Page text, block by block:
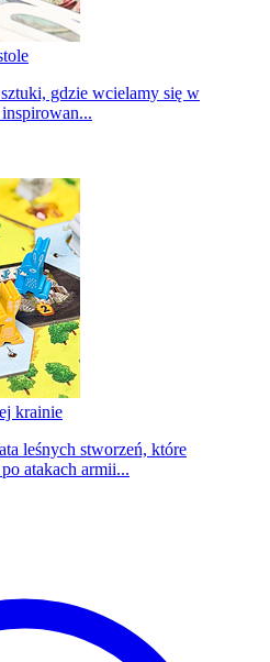
gdzie wcielamy się w
krainie
leśnych stworzeń, które
atakach armii...